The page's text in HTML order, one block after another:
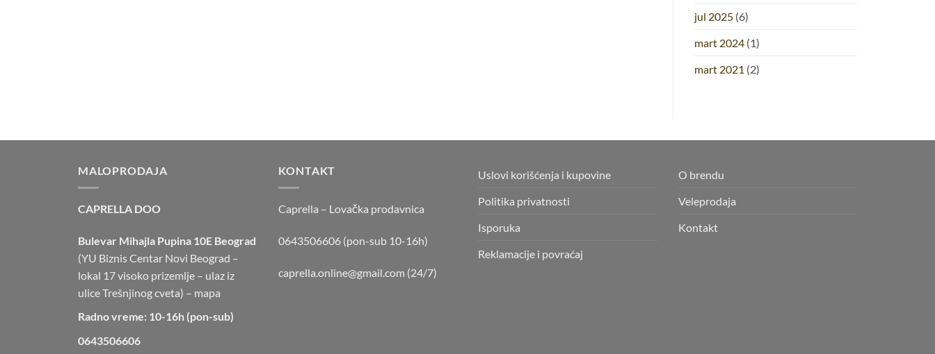
jul 2025 (6)
mart 2024 (1)
mart 2021 (2)
MALOPRODAJA
CAPRELLA DOO
Bulevar Mihajla Pupina 10E Beograd
(YU Biznis Centar Novi Beograd –
lokal 17 visoko prizemlje – ulaz iz
ulice Trešnjinog cveta) – mapa
Radno vreme: 10-16h (pon-sub)
0643506606
KONTAKT
Caprella – Lovačka prodavnica
0643506606 (pon-sub 10-16h)
caprella.online@gmail.com (24/7)
Uslovi korišćenja i kupovine
Politika privatnosti
Isporuka
Reklamacije i povraćaj
O brendu
Veleprodaja
Kontakt